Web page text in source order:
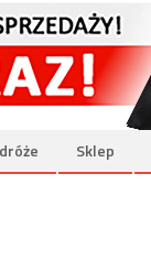
Sklep